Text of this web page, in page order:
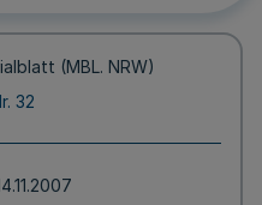
(MBL. NRW)
32